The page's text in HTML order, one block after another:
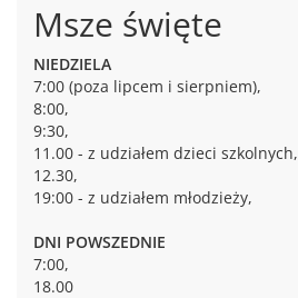
Msze święte
NIEDZIELA
7:00 (poza lipcem i sierpniem),
8:00,
9:30,
11.00 - z udziałem dzieci szkolnych,
12.30,
19:00 - z udziałem młodzieży,
DNI POWSZEDNIE
7:00,
18.00